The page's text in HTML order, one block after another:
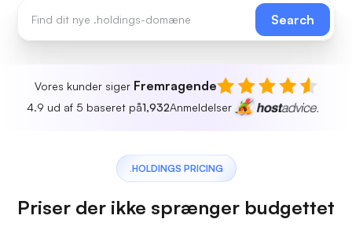
Search
Vores kunder siger Fremragende
4.9 ud af 5 baseret på1,932Anmeldelser
.HOLDINGS PRICING
Priser der ikke sprænger budgettet